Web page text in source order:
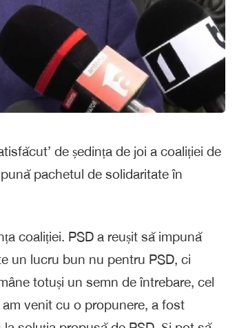
de ședința de joi a coaliției de
pachetul de solidaritate în
coaliției. PSD a reușit să impună
un lucru bun nu pentru PSD, ci
totuși un semn de întrebare, cel
venit cu o propunere, a fost